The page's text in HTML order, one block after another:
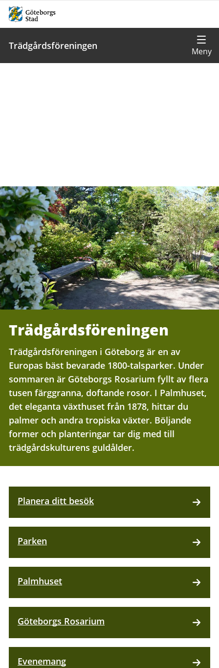
Trädgårdsföreningen
Trädgårdsföreningen
Trädgårdsföreningen i Göteborg är en av
Europas bäst bevarade 1800-talsparker. Under
sommaren är Göteborgs Rosarium fyllt av flera
tusen färggranna, doftande rosor. I Palmhuset,
det eleganta växthuset från 1878, hittar du
palmer och andra tropiska växter. Böljande
former och planteringar tar dig med till
trädgårdskulturens guldålder.
Planera ditt besök
Parken
Palmhuset
Göteborgs Rosarium
Evenemang